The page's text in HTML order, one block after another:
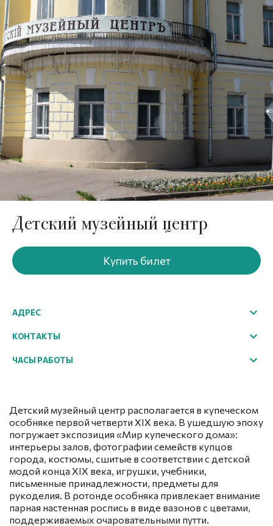
Детский музейный центр
АДРЕС
г. Великий Устюг, Советский пр-т, 60
КОНТАКТЫ
+7(81738) 2-35-76
ЧАСЫ РАБОТЫ
Купить билет
Детский музейный центр располагается в купеческом
особняке первой четверти XIX века. В ушедшую эпоху
погружает экспозиция «Мир купеческого дома»:
интерьеры залов, фотографии семейств купцов
города, костюмы, сшитые в соответствии с детской
модой конца XIX века, игрушки, учебники,
письменные принадлежности, предметы для
рукоделия. В ротонде особняка привлекает внимание
парная настенная роспись в виде вазонов с цветами,
поддерживаемых очаровательными путти.